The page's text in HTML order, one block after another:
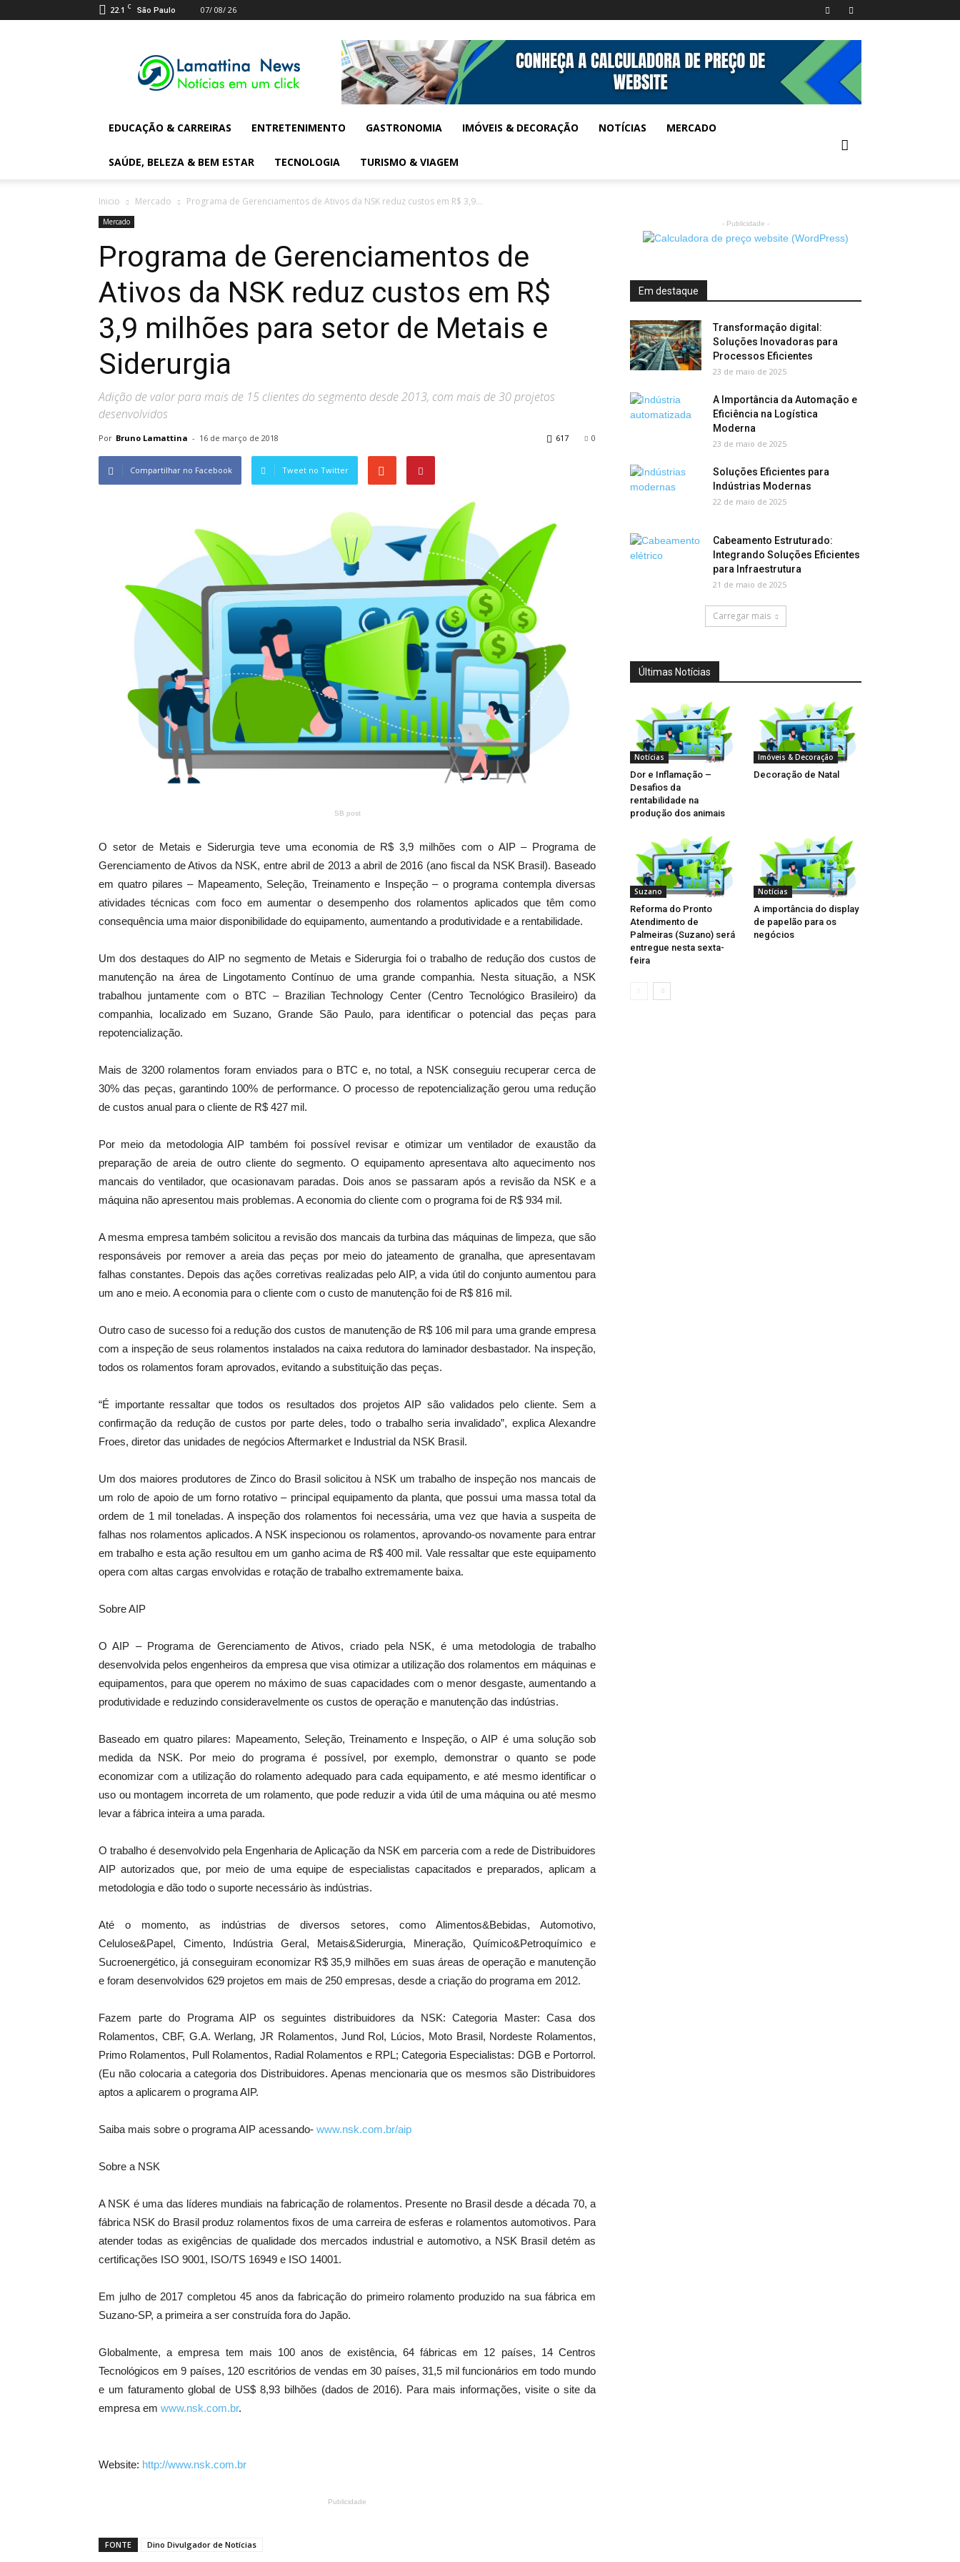
22.1 C São Paulo 07/ 08/ 26
Digital
News
EDUCAÇÃO & CARREIRAS ENTRETENIMENTO GASTRONOMIA IMÓVEIS & DECORAÇÃO NOTÍCIAS MERCADO
SAÚDE, BELEZA & BEM ESTAR TECNOLOGIA TURISMO & VIAGEM
Inicio Mercado Programa de Gerenciamentos de Ativos da NSK reduz custos em R$ 3,9...
Mercado
Programa de Gerenciamentos de
Ativos da NSK reduz custos em R$
3,9 milhões para setor de Metais e
Siderurgia
Adição de valor para mais de 15 clientes do segmento desde 2013, com mais de 30 projetos
desenvolvidos
Por Bruno Lamattina - 16 de março de 2018 0
617
Compartilhar no Facebook Tweet no Twitter
SB post
O setor de Metais e Siderurgia teve uma economia de R$ 3,9 milhões com o AIP – Programa de
Gerenciamento de Ativos da NSK, entre abril de 2013 a abril de 2016 (ano fiscal da NSK Brasil). Baseado
em quatro pilares – Mapeamento, Seleção, Treinamento e Inspeção – o programa contempla diversas
atividades técnicas com foco em aumentar o desempenho dos rolamentos aplicados que têm como
consequência uma maior disponibilidade do equipamento, aumentando a produtividade e a rentabilidade.
Um dos destaques do AIP no segmento de Metais e Siderurgia foi o trabalho de redução dos custos de
manutenção na área de Lingotamento Contínuo de uma grande companhia. Nesta situação, a NSK
trabalhou juntamente com o BTC – Brazilian Technology Center (Centro Tecnológico Brasileiro) da
companhia, localizado em Suzano, Grande São Paulo, para identificar o potencial das peças para
repotencialização.
Mais de 3200 rolamentos foram enviados para o BTC e, no total, a NSK conseguiu recuperar cerca de
30% das peças, garantindo 100% de performance. O processo de repotencialização gerou uma redução
de custos anual para o cliente de R$ 427 mil.
Por meio da metodologia AIP também foi possível revisar e otimizar um ventilador de exaustão da
preparação de areia de outro cliente do segmento. O equipamento apresentava alto aquecimento nos
mancais do ventilador, que ocasionavam paradas. Dois anos se passaram após a revisão da NSK e a
máquina não apresentou mais problemas. A economia do cliente com o programa foi de R$ 934 mil.
A mesma empresa também solicitou a revisão dos mancais da turbina das máquinas de limpeza, que são
responsáveis por remover a areia das peças por meio do jateamento de granalha, que apresentavam
falhas constantes. Depois das ações corretivas realizadas pelo AIP, a vida útil do conjunto aumentou para
um ano e meio. A economia para o cliente com o custo de manutenção foi de R$ 816 mil.
Outro caso de sucesso foi a redução dos custos de manutenção de R$ 106 mil para uma grande empresa
com a inspeção de seus rolamentos instalados na caixa redutora do laminador desbastador. Na inspeção,
todos os rolamentos foram aprovados, evitando a substituição das peças.
“É importante ressaltar que todos os resultados dos projetos AIP são validados pelo cliente. Sem a
confirmação da redução de custos por parte deles, todo o trabalho seria invalidado”, explica Alexandre
Froes, diretor das unidades de negócios Aftermarket e Industrial da NSK Brasil.
Um dos maiores produtores de Zinco do Brasil solicitou à NSK um trabalho de inspeção nos mancais de
um rolo de apoio de um forno rotativo – principal equipamento da planta, que possui uma massa total da
ordem de 1 mil toneladas. A inspeção dos rolamentos foi necessária, uma vez que havia a suspeita de
falhas nos rolamentos aplicados. A NSK inspecionou os rolamentos, aprovando-os novamente para entrar
em trabalho e esta ação resultou em um ganho acima de R$ 400 mil. Vale ressaltar que este equipamento
opera com altas cargas envolvidas e rotação de trabalho extremamente baixa.
Sobre AIP
O AIP – Programa de Gerenciamento de Ativos, criado pela NSK, é uma metodologia de trabalho
desenvolvida pelos engenheiros da empresa que visa otimizar a utilização dos rolamentos em máquinas e
equipamentos, para que operem no máximo de suas capacidades com o menor desgaste, aumentando a
produtividade e reduzindo consideravelmente os custos de operação e manutenção das indústrias.
Baseado em quatro pilares: Mapeamento, Seleção, Treinamento e Inspeção, o AIP é uma solução sob
medida da NSK. Por meio do programa é possível, por exemplo, demonstrar o quanto se pode
economizar com a utilização do rolamento adequado para cada equipamento, e até mesmo identificar o
uso ou montagem incorreta de um rolamento, que pode reduzir a vida útil de uma máquina ou até mesmo
levar a fábrica inteira a uma parada.
O trabalho é desenvolvido pela Engenharia de Aplicação da NSK em parceria com a rede de Distribuidores
AIP autorizados que, por meio de uma equipe de especialistas capacitados e preparados, aplicam a
metodologia e dão todo o suporte necessário às indústrias.
Até o momento, as indústrias de diversos setores, como Alimentos&Bebidas, Automotivo,
Celulose&Papel, Cimento, Indústria Geral, Metais&Siderurgia, Mineração, Químico&Petroquímico e
Sucroenergético, já conseguiram economizar R$ 35,9 milhões em suas áreas de operação e manutenção
e foram desenvolvidos 629 projetos em mais de 250 empresas, desde a criação do programa em 2012.
Fazem parte do Programa AIP os seguintes distribuidores da NSK: Categoria Master: Casa dos
Rolamentos, CBF, G.A. Werlang, JR Rolamentos, Jund Rol, Lúcios, Moto Brasil, Nordeste Rolamentos,
Primo Rolamentos, Pull Rolamentos, Radial Rolamentos e RPL; Categoria Especialistas: DGB e Portorrol.
(Eu não colocaria a categoria dos Distribuidores. Apenas mencionaria que os mesmos são Distribuidores
aptos a aplicarem o programa AIP.
Saiba mais sobre o programa AIP acessando- www.nsk.com.br/aip
Sobre a NSK
A NSK é uma das líderes mundiais na fabricação de rolamentos. Presente no Brasil desde a década 70, a
fábrica NSK do Brasil produz rolamentos fixos de uma carreira de esferas e rolamentos automotivos. Para
atender todas as exigências de qualidade dos mercados industrial e automotivo, a NSK Brasil detém as
certificações ISO 9001, ISO/TS 16949 e ISO 14001.
Em julho de 2017 completou 45 anos da fabricação do primeiro rolamento produzido na sua fábrica em
Suzano-SP, a primeira a ser construída fora do Japão.
Globalmente, a empresa tem mais 100 anos de existência, 64 fábricas em 12 países, 14 Centros
Tecnológicos em 9 países, 120 escritórios de vendas em 30 países, 31,5 mil funcionários em todo mundo
e um faturamento global de US$ 8,93 bilhões (dados de 2016). Para mais informações, visite o site da
empresa em www.nsk.com.br.
Website: http://www.nsk.com.br
Publicidade
FONTE Dino Divulgador de Notícias
- Publicidade -
Em destaque
Transformação digital:
Soluções Inovadoras para
Processos Eficientes
23 de maio de 2025
A Importância da Automação e
Eficiência na Logística
Moderna
23 de maio de 2025
Soluções Eficientes para
Indústrias Modernas
22 de maio de 2025
Cabeamento Estruturado:
Integrando Soluções Eficientes
para Infraestrutura
21 de maio de 2025
Carregar mais
Últimas Notícias
Notícias
Dor e Inflamação –
Desafios da
rentabilidade na
produção dos animais
Imóveis & Decoração
Decoração de Natal
Suzano
Reforma do Pronto
Atendimento de
Palmeiras (Suzano) será
entregue nesta sexta-
feira
Notícias
A importância do display
de papelão para os
negócios